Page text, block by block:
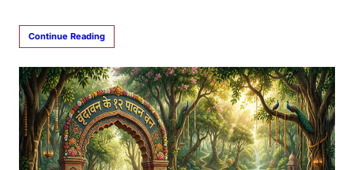
Continue Reading